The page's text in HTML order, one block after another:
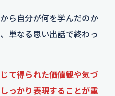
ら自分が何を学んだのか
単なる思い出話で終わっ
て得られた価値観や気づ
っかり表現することが重